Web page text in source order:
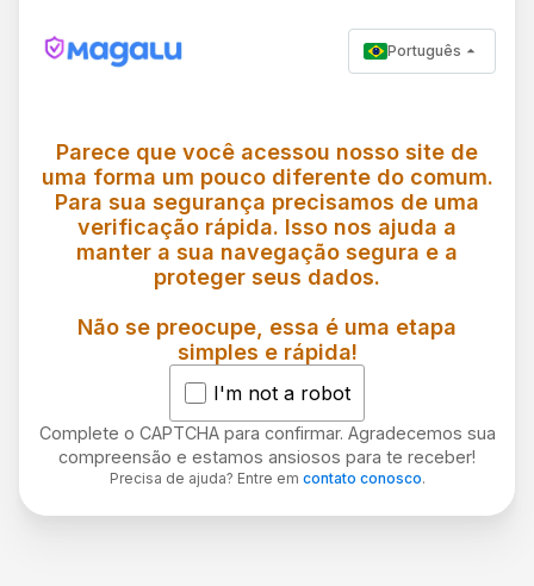
Português
Parece que você acessou nosso site de
uma forma um pouco diferente do comum.
Para sua segurança precisamos de uma
verificação rápida. Isso nos ajuda a
manter a sua navegação segura e a
proteger seus dados.
Não se preocupe, essa é uma etapa
simples e rápida!
I'm not a robot
Complete o CAPTCHA para confirmar. Agradecemos sua
compreensão e estamos ansiosos para te receber!
Precisa de ajuda? Entre em contato conosco.